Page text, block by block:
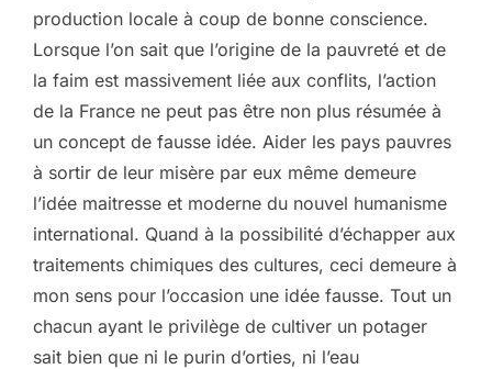
production locale à coup de bonne conscience.
Lorsque l’on sait que l’origine de la pauvreté et de
la faim est massivement liée aux conflits, l’action
de la France ne peut pas être non plus résumée à
un concept de fausse idée. Aider les pays pauvres
à sortir de leur misère par eux même demeure
l’idée maitresse et moderne du nouvel humanisme
international. Quand à la possibilité d’échapper aux
traitements chimiques des cultures, ceci demeure à
mon sens pour l’occasion une idée fausse. Tout un
chacun ayant le privilège de cultiver un potager
sait bien que ni le purin d’orties, ni l’eau